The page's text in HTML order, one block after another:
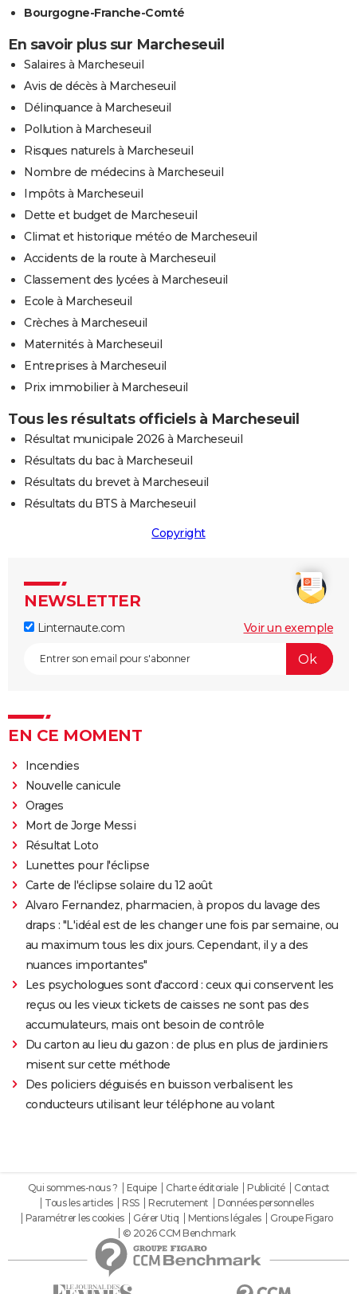
Bourgogne-Franche-Comté
En savoir plus sur Marcheseuil
Salaires à Marcheseuil
Avis de décès à Marcheseuil
Délinquance à Marcheseuil
Pollution à Marcheseuil
Risques naturels à Marcheseuil
Nombre de médecins à Marcheseuil
Impôts à Marcheseuil
Dette et budget de Marcheseuil
Climat et historique météo de Marcheseuil
Accidents de la route à Marcheseuil
Classement des lycées à Marcheseuil
Ecole à Marcheseuil
Crèches à Marcheseuil
Maternités à Marcheseuil
Entreprises à Marcheseuil
Prix immobilier à Marcheseuil
Tous les résultats officiels à Marcheseuil
Résultat municipale 2026 à Marcheseuil
Résultats du bac à Marcheseuil
Résultats du brevet à Marcheseuil
Résultats du BTS à Marcheseuil
Copyright
NEWSLETTER
Linternaute.com Voir un exemple
EN CE MOMENT
Incendies
Nouvelle canicule
Orages
Mort de Jorge Messi
Résultat Loto
Lunettes pour l'éclipse
Carte de l'éclipse solaire du 12 août
Alvaro Fernandez, pharmacien, à propos du lavage des
draps : "L'idéal est de les changer une fois par semaine, ou
au maximum tous les dix jours. Cependant, il y a des
nuances importantes"
Les psychologues sont d'accord : ceux qui conservent les
reçus ou les vieux tickets de caisses ne sont pas des
accumulateurs, mais ont besoin de contrôle
Du carton au lieu du gazon : de plus en plus de jardiniers
misent sur cette méthode
Des policiers déguisés en buisson verbalisent les
conducteurs utilisant leur téléphone au volant
Qui sommes-nous ? Equipe Charte éditoriale Publicité
Contact
Tous les articles
RSS Recrutement
Données personnelles
Paramétrer les cookies
Gérer Utiq Mentions légales
Groupe Figaro
© 2026 CCM Benchmark